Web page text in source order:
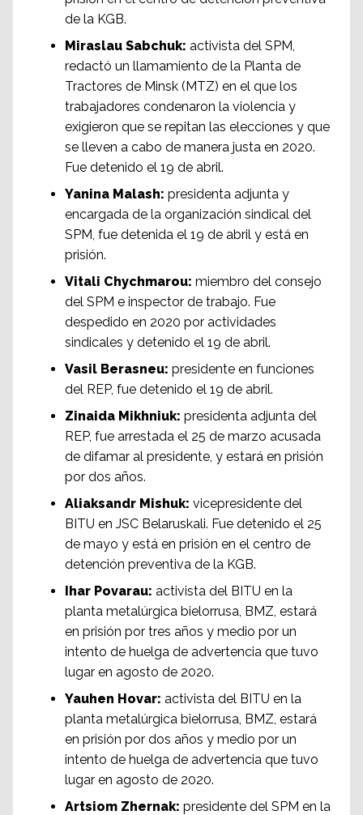
de la KGB.
Miraslau Sabchuk: activista del SPM,
redactó un llamamiento de la Planta de
Tractores de Minsk (MTZ) en el que los
trabajadores condenaron la violencia y
exigieron que se repitan las elecciones y que
se lleven a cabo de manera justa en 2020.
Fue detenido el 19 de abril.
Yanina Malash: presidenta adjunta y
encargada de la organización sindical del
SPM, fue detenida el 19 de abril y está en
prisión.
Vitali Chychmarou: miembro del consejo
del SPM e inspector de trabajo. Fue
despedido en 2020 por actividades
sindicales y detenido el 19 de abril.
Vasil Berasneu: presidente en funciones
del REP, fue detenido el 19 de abril.
Zinaida Mikhniuk: presidenta adjunta del
REP, fue arrestada el 25 de marzo acusada
de difamar al presidente, y estará en prisión
por dos años.
Aliaksandr Mishuk: vicepresidente del
BITU en JSC Belaruskali. Fue detenido el 25
de mayo y está en prisión en el centro de
detención preventiva de la KGB.
Ihar Povarau: activista del BITU en la
planta metalúrgica bielorrusa, BMZ, estará
en prisión por tres años y medio por un
intento de huelga de advertencia que tuvo
lugar en agosto de 2020.
Yauhen Hovar: activista del BITU en la
planta metalúrgica bielorrusa, BMZ, estará
en prisión por dos años y medio por un
intento de huelga de advertencia que tuvo
lugar en agosto de 2020.
Artsiom Zhernak: presidente del SPM en la